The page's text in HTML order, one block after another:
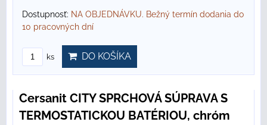
Dostupnosť: NA OBJEDNÁVKU. Bežný termín dodania do
10 pracovných dní
ks DO KOŠÍKA
Cersanit CITY SPRCHOVÁ SÚPRAVA S
TERMOSTATICKOU BATÉRIOU, chróm